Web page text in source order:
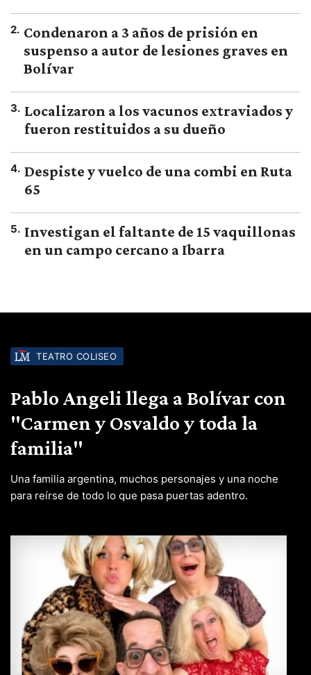
2. Condenaron a 3 años de prisión en
suspenso a autor de lesiones graves en
Bolívar
3. Localizaron a los vacunos extraviados y
fueron restituidos a su dueño
4. Despiste y vuelco de una combi en Ruta
65
5. Investigan el faltante de 15 vaquillonas
en un campo cercano a Ibarra
TEATRO COLISEO
Pablo Angeli llega a Bolívar con
"Carmen y Osvaldo y toda la
familia"
Una familia argentina, muchos personajes y una noche
para reírse de todo lo que pasa puertas adentro.